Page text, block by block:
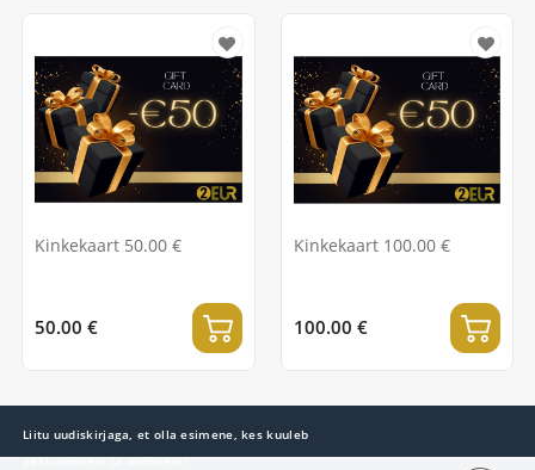
Kinkekaart 50.00 €
50.00 €
Kinkekaart 100.00 €
100.00 €
Liitu uudiskirjaga, et olla esimene, kes kuuleb
pakkumistest ja uudistest!